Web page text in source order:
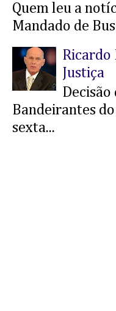
Quem leu a
Mandado de
Ricardo
Justiça
Decisão
Bandeirantes
sexta...